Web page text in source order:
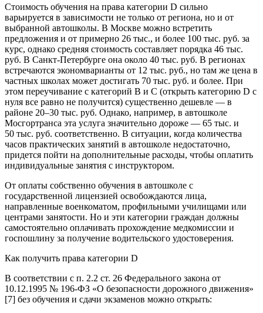
Стоимость обучения на права категории D сильно
варьируется в зависимости не только от региона, но и от
выбранной автошколы. В Москве можно встретить
предложения и от примерно 26 тыс., и более 100 тыс. руб. за
курс, однако средняя стоимость составляет порядка 46 тыс.
руб. В Санкт-Петербурге она около 40 тыс. руб. В регионах
встречаются экономварианты от 12 тыс. руб., но там же цена в
частных школах может достигать 70 тыс. руб. и более. При
этом переучивание с категорий В и С (открыть категорию D с
нуля все равно не получится) существенно дешевле — в
районе 20–30 тыс. руб. Однако, например, в автошколе
Мосгортранса эта услуга значительно дороже — 65 тыс. и
50 тыс. руб. соответственно. В ситуации, когда количества
часов практических занятий в автошколе недостаточно,
придется пойти на дополнительные расходы, чтобы оплатить
индивидуальные занятия с инструктором.
От оплаты собственно обучения в автошколе с
государственной лицензией освобождаются лица,
направленные военкоматом, профильными училищами или
центрами занятости. Но и эти категории граждан должны
самостоятельно оплачивать прохождение медкомиссии и
госпошлину за получение водительского удостоверения.
Как получить права категории D
В соответствии с п. 2.2 ст. 26 Федерального закона от
10.12.1995 № 196-ФЗ «О безопасности дорожного движения»
[7] без обучения и сдачи экзаменов можно открыть: